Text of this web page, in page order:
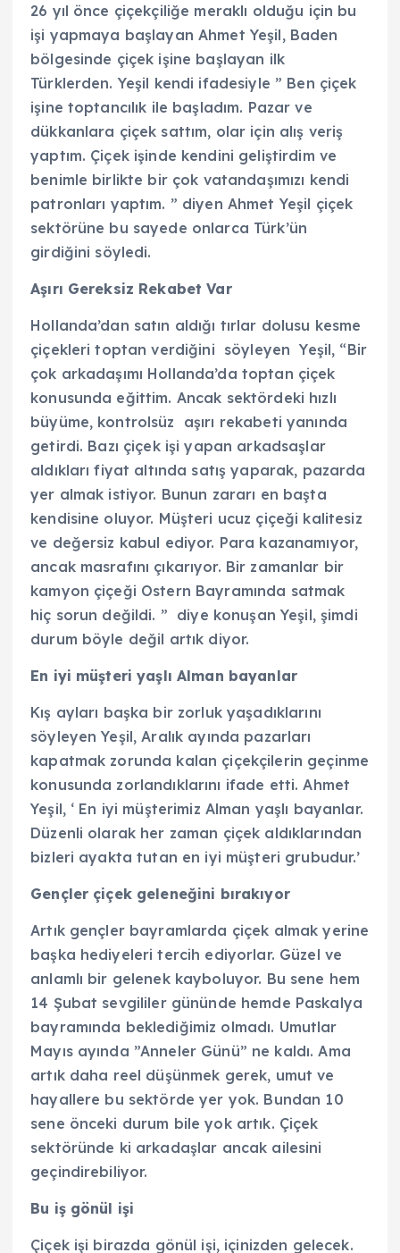
26 yıl önce çiçekçiliğe meraklı olduğu için bu
işi yapmaya başlayan Ahmet Yeşil, Baden
bölgesinde çiçek işine başlayan ilk
Türklerden. Yeşil kendi ifadesiyle ” Ben çiçek
işine toptancılık ile başladım. Pazar ve
dükkanlara çiçek sattım, olar için alış veriş
yaptım. Çiçek işinde kendini geliştirdim ve
benimle birlikte bir çok vatandaşımızı kendi
patronları yaptım. ” diyen Ahmet Yeşil çiçek
sektörüne bu sayede onlarca Türk’ün
girdiğini söyledi.
Aşırı Gereksiz Rekabet Var
Hollanda’dan satın aldığı tırlar dolusu kesme
çiçekleri toptan verdiğini söyleyen Yeşil, “Bir
çok arkadaşımı Hollanda’da toptan çiçek
konusunda eğittim. Ancak sektördeki hızlı
büyüme, kontrolsüz aşırı rekabeti yanında
getirdi. Bazı çiçek işi yapan arkadsaşlar
aldıkları fiyat altında satış yaparak, pazarda
yer almak istiyor. Bunun zararı en başta
kendisine oluyor. Müşteri ucuz çiçeği kalitesiz
ve değersiz kabul ediyor. Para kazanamıyor,
ancak masrafını çıkarıyor. Bir zamanlar bir
kamyon çiçeği Ostern Bayramında satmak
hiç sorun değildi. ” diye konuşan Yeşil, şimdi
durum böyle değil artık diyor.
En iyi müşteri yaşlı Alman bayanlar
Kış ayları başka bir zorluk yaşadıklarını
söyleyen Yeşil, Aralık ayında pazarları
kapatmak zorunda kalan çiçekçilerin geçinme
konusunda zorlandıklarını ifade etti. Ahmet
Yeşil, ‘ En iyi müşterimiz Alman yaşlı bayanlar.
Düzenli olarak her zaman çiçek aldıklarından
bizleri ayakta tutan en iyi müşteri grubudur.’
Gençler çiçek geleneğini bırakıyor
Artık gençler bayramlarda çiçek almak yerine
başka hediyeleri tercih ediyorlar. Güzel ve
anlamlı bir gelenek kayboluyor. Bu sene hem
14 Şubat sevgililer gününde hemde Paskalya
bayramında beklediğimiz olmadı. Umutlar
Mayıs ayında ”Anneler Günü” ne kaldı. Ama
artık daha reel düşünmek gerek, umut ve
hayallere bu sektörde yer yok. Bundan 10
sene önceki durum bile yok artık. Çiçek
sektöründe ki arkadaşlar ancak ailesini
geçindirebiliyor.
Bu iş gönül işi
Çiçek işi birazda gönül işi, içinizden gelecek.